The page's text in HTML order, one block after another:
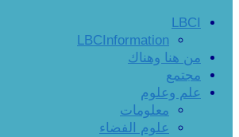
LBCI
LBCInformation
من هنا وهناك
مجتمع
علم وعلوم
معلومات
علوم الفضاء